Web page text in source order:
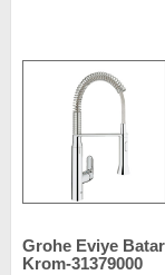
Grohe Eviye
Krom-31379000